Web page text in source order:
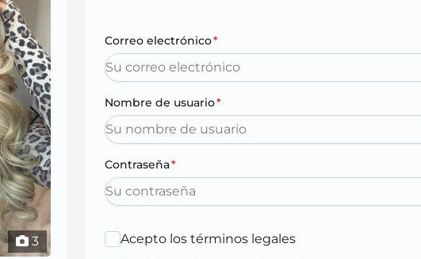
3
Correo electrónico*
Nombre de usuario*
Contraseña*
Acepto los términos legales